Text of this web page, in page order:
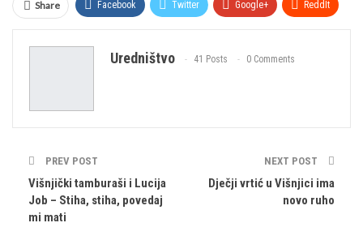
Share Facebook Twitter Google+ ReddIt
Facebook Messenger Viber
Uredništvo 41 Posts 0 Comments
PREV POST
Višnjički tamburaši i Lucija
Job – Stiha, stiha, povedaj
mi mati
NEXT POST
Dječji vrtić u Višnjici ima
novo ruho